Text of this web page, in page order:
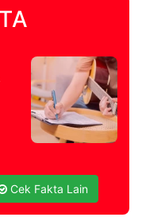
Cek Fakta Lain